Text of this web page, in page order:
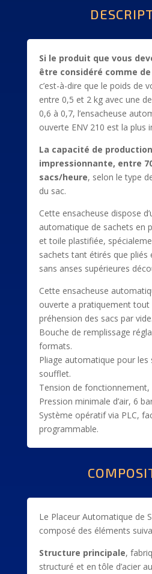
Si le produit que vous
être considéré comme
c’est-à-dire que le poids de
entre 0,5 et 2 kg avec une
0,6 à 0,7, l’ensacheuse
ouverte ENV 210 est la plus
La capacité de
impressionnante, entre
sacs/heure, selon le type
du sac.
Cette ensacheuse dispose
automatique de sachets en
et toile plastifiée,
sachets tant étirés que
sans anses supérieures
Cette ensacheuse
ouverte a pratiquement tout
préhension des sacs par vide.
Bouche de remplissage
formats.
Pliage automatique pour les
soufflet.
Tension de fonctionnement,
Pression minimale d’air, 6
Système opératif via PLC,
programmable.
Le Placeur Automatique de
composé des éléments
Structure principale,
structuré et en tôle d’acier